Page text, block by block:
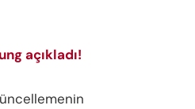
açıkladı!